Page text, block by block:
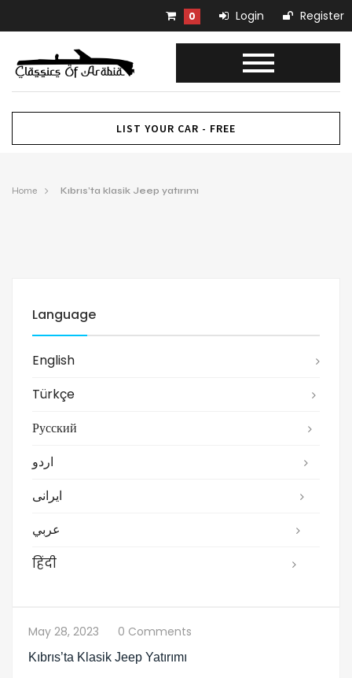
0 Login Register
LIST YOUR CAR - FREE
Home Kıbrıs’ta klasik Jeep yatırımı
Language
English
Türkçe
Русский
اردو
ایرانی
عربي
हिंदी
May 28, 2023 0 Comments
Kıbrıs’ta Klasik Jeep Yatırımı